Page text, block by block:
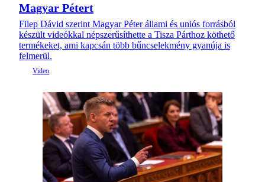
Magyar Pétert
Filep Dávid szerint Magyar Péter állami és uniós forrásból
készült videókkal népszerűsíthette a Tisza Párthoz köthető
termékeket, ami kapcsán több bűncselekmény gyanúja is
felmerül.